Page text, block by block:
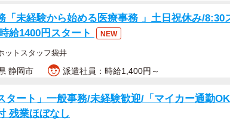
遊びに来たとき。義兄に抱っこされてご満悦なアイリスちゃん
相手によって反応がまったく違うシベリアンハスキ
日、X（旧Twitter）ユーザーのアイリス シベリアン
）は、「義兄にはバブちゃんでパパには狂犬
「未経験から始める医療事務 」土日祝休み/8:30
給1400円スタート
NEW
ットスタッフ袋井
静岡市 派遣社員：時給1,400円～
タート」一般事務/未経験歓迎/「マイカー通勤
残業ほぼなし